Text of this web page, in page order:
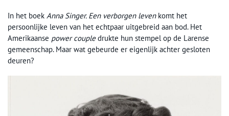
In het boek Anna Singer. Een verborgen levenkomt het
persoonlijke leven van het echtpaar uitgebreid aan bod. Het
Amerikaanse power coupledrukte hun stempel op de Larense
gemeenschap. Maar wat gebeurde er eigenlijk achter gesloten
deuren?